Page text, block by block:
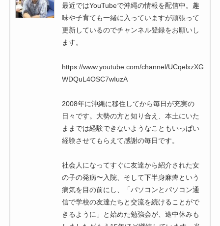
最近ではYouTubeで沖縄の情報を配信中。趣
味や子育ても一緒に入っていますが頑張って
更新しているのでチャンネル登録をお願いし
ます。
https://www.youtube.com/channel/UCqelxzXG
WDQuL4OSC7wIuzA
2008年に沖縄に移住してから毎日が充実の
日々です。大勢の方と知り合え、本土にいた
ままでは経験できないようなこともいっぱい
経験させてもらえて感謝の毎日です。
社会人になってすぐに友達から紹介された女
の子の発病〜入院、そして下半身麻痺という
病気を目の前にし、「パソコンとパソコン通
信で学校の友達たちと交流を続けることがで
きるように」と始めた勉強会が、途中休みも